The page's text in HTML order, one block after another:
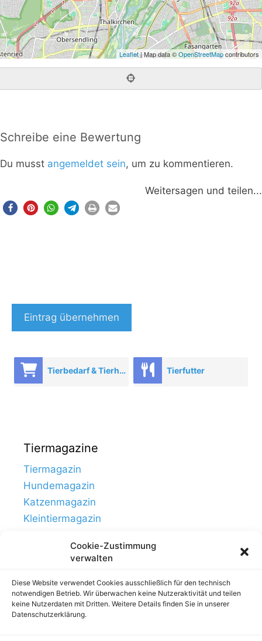
Cookie-Zustimmung
verwalten
Diese Website verwendet Cookies ausschließlich für den technisch
notwendigen Betrieb. Wir überwachen keine Nutzeraktivität und teilen
keine Nutzerdaten mit Dritten. Weitere Details finden Sie in unserer
Datenschutzerklärung.
Leaflet| Map data ©OpenStreetMapcontributors
Schreibe eine Bewertung
Du musst angemeldet sein, um zu kommentieren.
Weitersagen und teilen...
Eintrag übernehmen
Tierbedarf & Tierhandel Tierfutter
Tiermagazine
Tiermagazin
Hundemagazin
Katzenmagazin
Kleintiermagazin